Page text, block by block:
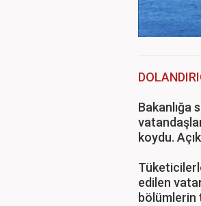
Bakanlığa
koydu.
edilen